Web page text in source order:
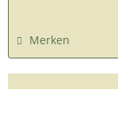
Merken